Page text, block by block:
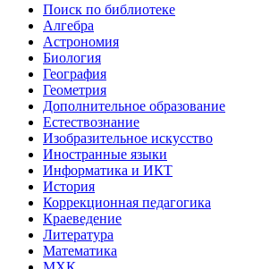
Поиск по библиотеке
Алгебра
Астрономия
Биология
География
Геометрия
Дополнительное образование
Естествознание
Изобразительное искусство
Иностранные языки
Информатика и ИКТ
История
Коррекционная педагогика
Краеведение
Литература
Математика